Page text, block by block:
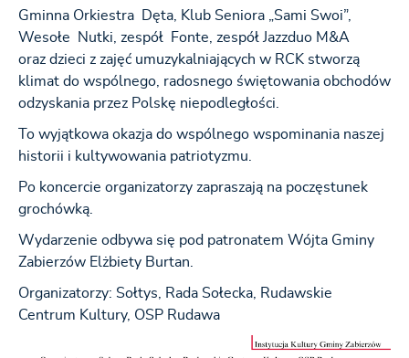
Gminna Orkiestra Dęta, Klub Seniora „Sami Swoi”,
Wesołe Nutki, zespół Fonte, zespół Jazzduo M&A
oraz dzieci z zajęć umuzykalniających w RCK stworzą
klimat do wspólnego, radosnego świętowania obchodów
odzyskania przez Polskę niepodległości.
To wyjątkowa okazja do wspólnego wspominania naszej
historii i kultywowania patriotyzmu.
Po koncercie organizatorzy zapraszają na poczęstunek
grochówką.
Wydarzenie odbywa się pod patronatem Wójta Gminy
Zabierzów Elżbiety Burtan.
Organizatorzy: Sołtys, Rada Sołecka, Rudawskie
Centrum Kultury, OSP Rudawa